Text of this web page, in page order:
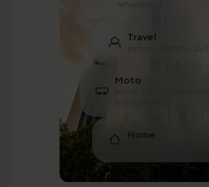
· rehabilitacja
Travel
pomoc w podróży · 24/7
Moto
Home